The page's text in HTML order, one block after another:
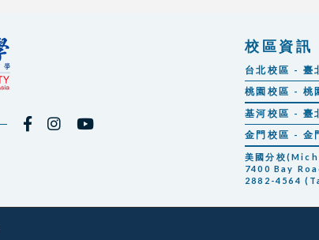
校區資訊
台北校區 -
桃園校區 -
基河校區 -
金門校區 -
美國分校
7400 Bay
2882-4564